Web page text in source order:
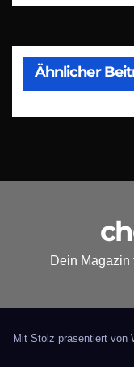
Ähnlicher
Dein Magazin
Mit Stolz präsentiert von